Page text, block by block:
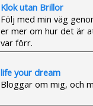
Klok utan Brillor
Följ med min väg
er mer om hur det är
var förr.
life your dream
Bloggar om mig, och